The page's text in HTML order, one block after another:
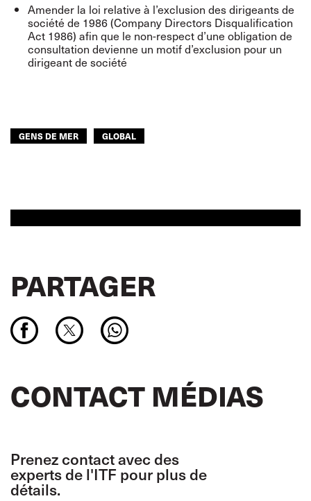
Amender la loi relative à l’exclusion des dirigeants de
société de 1986 (Company Directors Disqualification
Act 1986) afin que le non-respect d’une obligation de
consultation devienne un motif d’exclusion pour un
dirigeant de société
GENS DE MER GLOBAL
PARTAGER
CONTACT MÉDIAS
Prenez contact avec des
experts de l'ITF pour plus de
détails.